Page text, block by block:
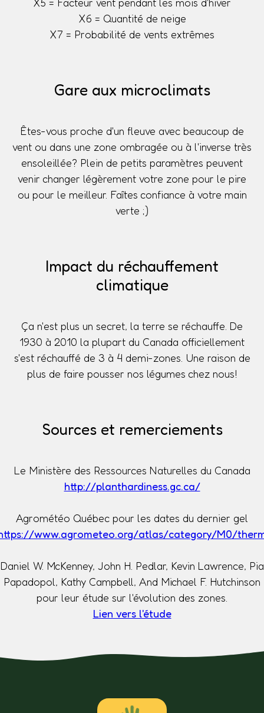
X5 = Facteur vent pendant les mois d'hiver
X6 = Quantité de neige
X7 = Probabilité de vents extrêmes
Gare aux microclimats
Êtes-vous proche d'un fleuve avec beaucoup de
vent ou dans une zone ombragée ou à l'inverse très
ensoleillée? Plein de petits paramètres peuvent
venir changer légèrement votre zone pour le pire
ou pour le meilleur. Faîtes confiance à votre main
verte ;)
Impact du réchauffement
climatique
Ça n'est plus un secret, la terre se réchauffe. De
1930 à 2010 la plupart du Canada officiellement
s'est réchauffé de 3 à 4 demi-zones. Une raison de
plus de faire pousser nos légumes chez nous!
Sources et remerciements
Le Ministère des Ressources Naturelles du Canada
http://planthardiness.gc.ca/
Agrométéo Québec pour les dates du dernier gel
www.agrometeo.org/atlas/category/M0/
Daniel W. McKenney, John H. Pedlar, Kevin Lawrence, Pia
Papadopol, Kathy Campbell, And Michael F. Hutchinson
pour leur étude sur l'évolution des zones.
Lien vers l'étude